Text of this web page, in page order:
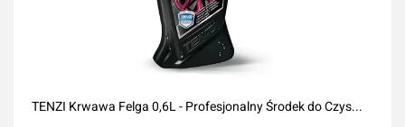
TENZI Krwawa Felga 0,6L - Profesjonalny Środek do Czys...